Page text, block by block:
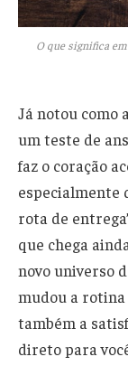
O que significa
Já notou como
um teste de
faz o coração
especialmente
rota de
que chega
novo universo
mudou a rotina
também a
direto para